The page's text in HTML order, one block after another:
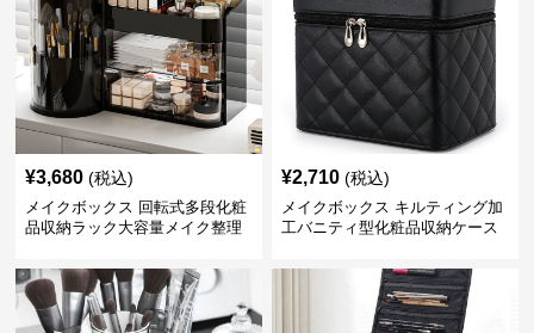
¥3,680 (税込)
メイクボックス 回転式多段化粧
品収納ラック大容量メイク整理
¥2,710 (税込)
メイクボックス キルティング加
工バニティ型化粧品収納ケース